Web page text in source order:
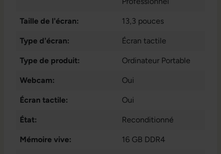
Taille de l'écran: 13,3 pouces
Type d'écran: Écran tactile
Type de produit: Ordinateur Portable
Webcam: Oui
Écran tactile: Oui
État: Reconditionné
Mémoire vive: 16 GB DDR4